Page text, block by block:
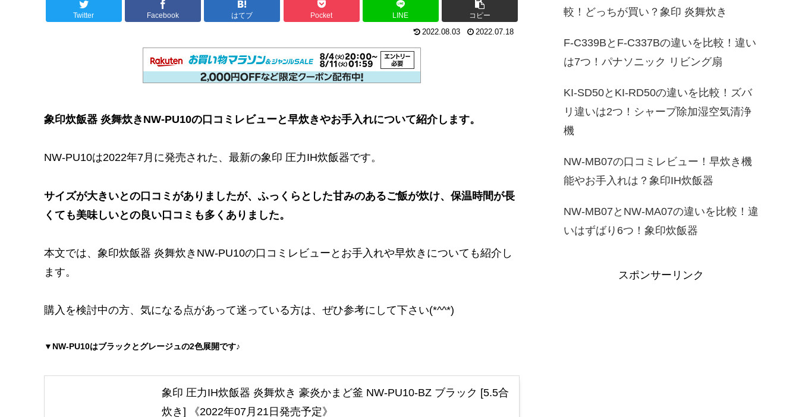
Twitter Facebook はてブ Pocket LINE コピー
2022.08.03 2022.07.18
象印炊飯器 炎舞炊きNW-PU10の口コミレビューと早炊きやお手入れについて紹介します。
NW-PU10は2022年7月に発売された、最新の象印 圧力IH炊飯器です。
サイズが大きいとの口コミがありましたが、ふっくらとした甘みのあるご飯が炊け、保温時間が長
くても美味しいとの良い口コミも多くありました。
本文では、象印炊飯器 炎舞炊きNW-PU10の口コミレビューとお手入れや早炊きについても紹介し
ます。
購入を検討中の方、気になる点があって迷っている方は、ぜひ参考にして下さい(*^^*)
▼ NW-PU10はブラックとグレージュの2色展開です♪
象印 圧力IH炊飯器 炎舞炊き 豪炎かまど釜 NW-PU10-BZ ブラック [5.5合
炊き] 《2022年07月21日発売予定》
較！どっちが買い？象印 炎舞炊き
F-C339BとF-C337Bの違いを比較！違い
は7つ！パナソニック リビング扇
KI-SD50とKI-RD50の違いを比較！ズバ
リ違いは2つ！シャープ除加湿空気清浄
機
NW-MB07の口コミレビュー！早炊き機
能やお手入れは？象印IH炊飯器
NW-MB07とNW-MA07の違いを比較！違
いはずばり6つ！象印炊飯器
スポンサーリンク